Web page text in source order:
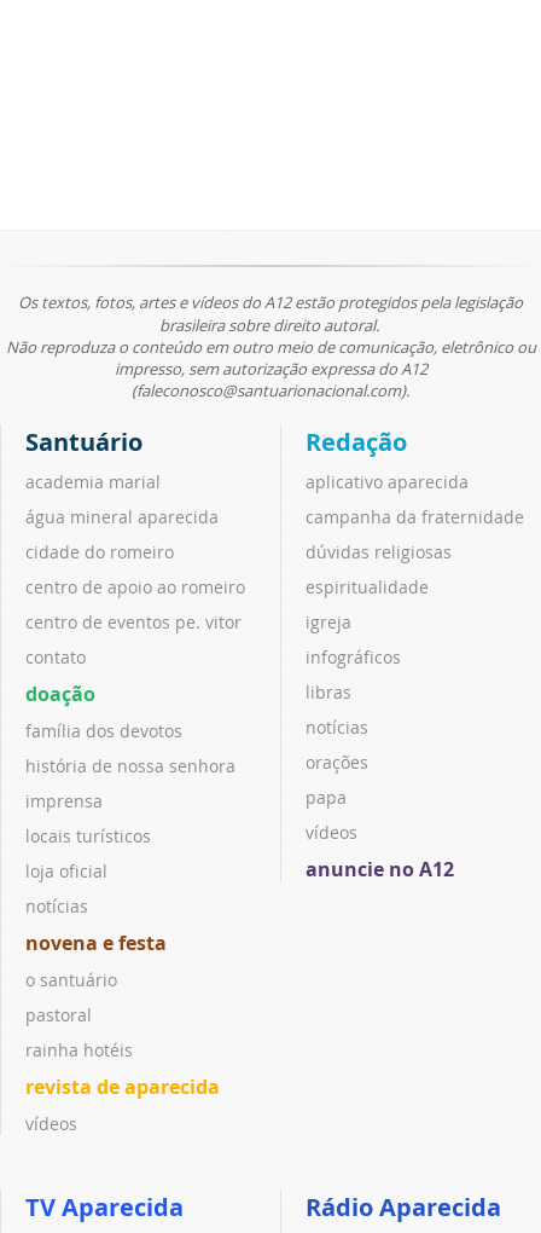
Os textos, fotos, artes e vídeos do A12 estão protegidos pela legislação
brasileira sobre direito autoral.
Não reproduza o conteúdo em outro meio de comunicação, eletrônico ou
impresso, sem autorização expressa do A12
(faleconosco@santuarionacional.com).
Santuário
academia marial
água mineral aparecida
cidade do romeiro
centro de apoio ao romeiro
centro de eventos pe. vitor
contato
doação
família dos devotos
história de nossa senhora
imprensa
locais turísticos
loja oficial
notícias
novena e festa
o santuário
pastoral
rainha hotéis
revista de aparecida
vídeos
Redação
aplicativo aparecida
campanha da fraternidade
dúvidas religiosas
espiritualidade
igreja
infográficos
libras
notícias
orações
papa
vídeos
anuncie no A12
TV Aparecida Rádio Aparecida